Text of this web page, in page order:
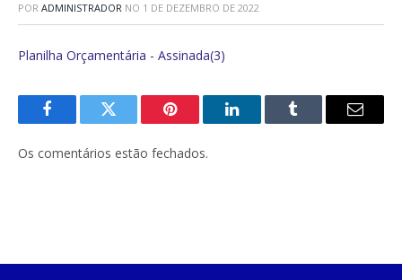
POR ADMINISTRADOR NO 1 DE DEZEMBRO DE 2022
Planilha Orçamentária - Assinada(3)
FacebookTwitter Pinterest O
Tumblr
E-
Os comentários estão fechados.